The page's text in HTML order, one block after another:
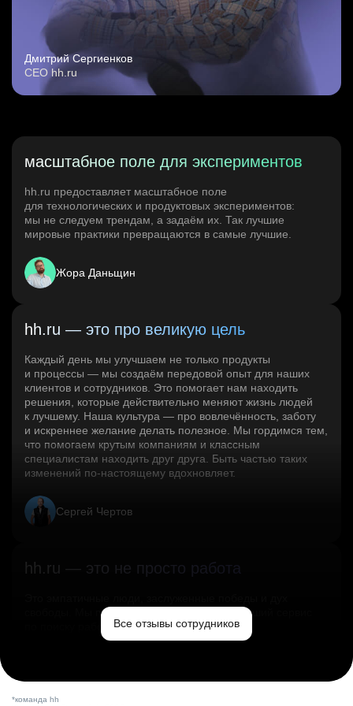
Дмитрий Сергиенков
CEO hh.ru
масштабное поле для экспериментов
hh.ru предоставляет масштабное поле
для технологических и продуктовых экспериментов:
мы не следуем трендам, а задаём их. Так лучшие
мировые практики превращаются в самые лучшие.
Жора Даньщин
hh.ru — это про великую цель
Каждый день мы улучшаем не только продукты
и процессы — мы создаём передовой опыт для наших
клиентов и сотрудников. Это помогает нам находить
решения, которые действительно меняют жизнь людей
к лучшему. Наша культура — про вовлечённость, заботу
и искреннее желание делать полезное. Мы гордимся тем,
что помогаем крутым компаниям и классным
специалистам находить друг друга. Быть частью таких
изменений по‑настоящему вдохновляет.
Сергей Чертов
hh.ru — это не просто работа
свободы. Мы помогаем миру и создаём лучший сервис
по поиску работы в стране.Все отзывы сотрудников
*команда hh